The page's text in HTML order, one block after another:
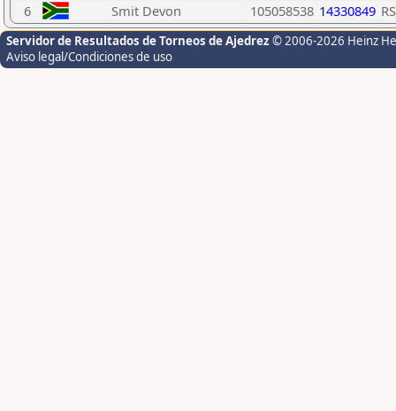
6
Smit Devon 105058538 14330849
Servidor de Resultados de Torneos de Ajedrez © 2006-2026 Heinz
Aviso legal/Condiciones de uso